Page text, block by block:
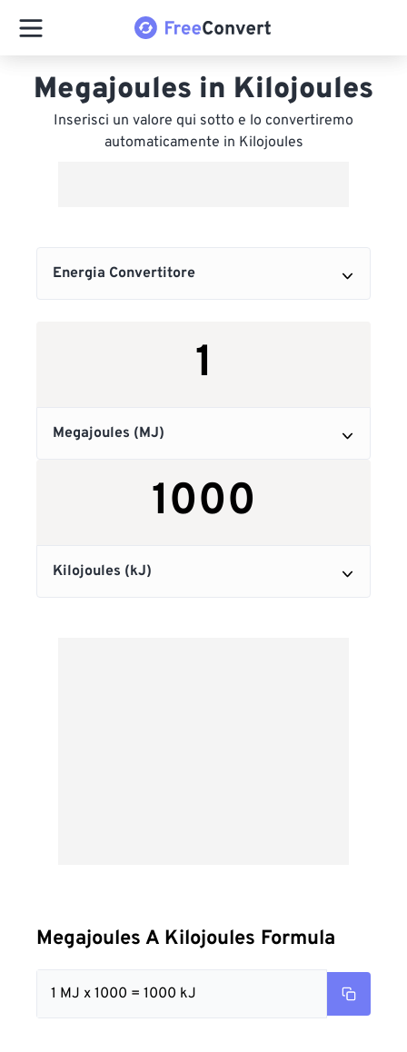
Megajoules in Kilojoules
Inserisci un valore qui sotto e lo convertiremo
automaticamente in Kilojoules
Megajoules A Kilojoules Formula
1 MJ x 1000 = 1000 kJ